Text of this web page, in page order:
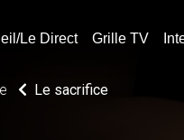
Le Direct Grille TV
Le sacrifice